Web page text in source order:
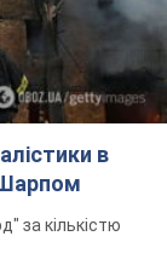
в
Шарпом
за кількістю